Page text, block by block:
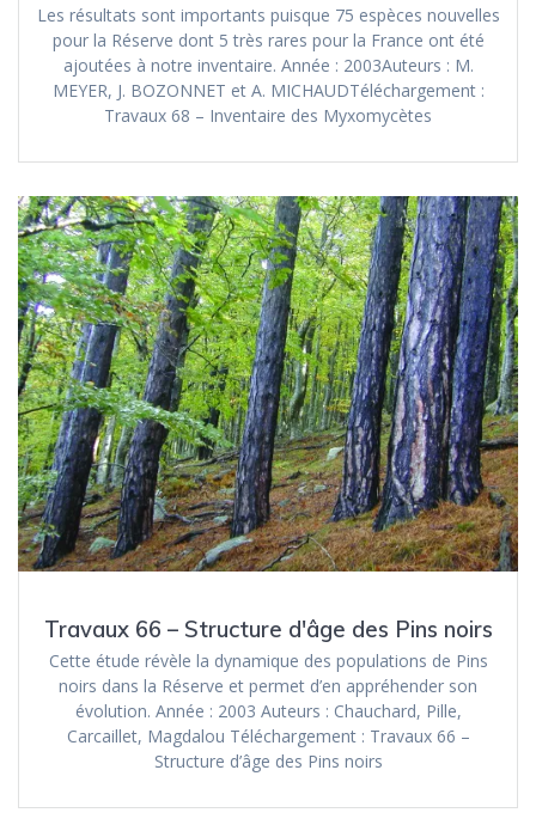
Les résultats sont importants puisque 75 espèces nouvelles
pour la Réserve dont 5 très rares pour la France ont été
ajoutées à notre inventaire. Année : 2003Auteurs : M.
MEYER, J. BOZONNET et A. MICHAUDTéléchargement :
Travaux 68 – Inventaire des Myxomycètes
Travaux 66 – Structure d'âge des Pins noirs
Cette étude révèle la dynamique des populations de Pins
noirs dans la Réserve et permet d’en appréhender son
évolution. Année : 2003 Auteurs : Chauchard, Pille,
Carcaillet, Magdalou Téléchargement : Travaux 66 –
Structure d’âge des Pins noirs